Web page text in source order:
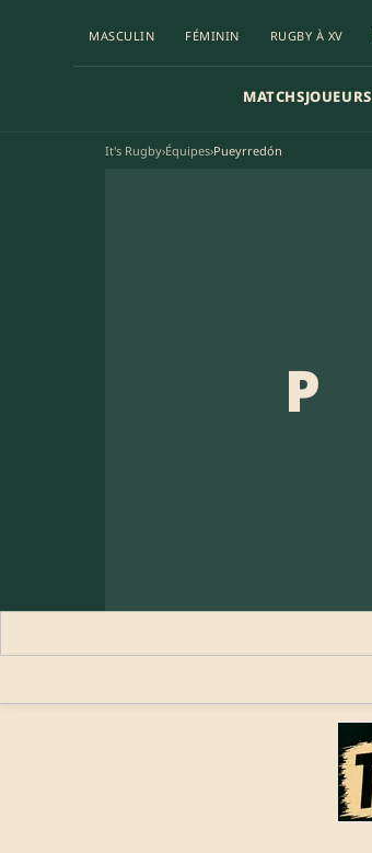
MASCULIN FÉMININ RUGBY À XV
MATCHSJOUEURS
It's Rugby›Équipes›Pueyrredón
P